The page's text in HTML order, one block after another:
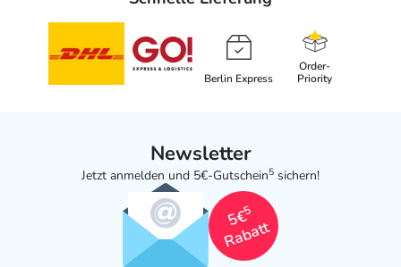
- Gewichtszunahme
- Schläfrigkeit
- Kopfschmerzen
- Absetzsymptome beim Beenden der Behandlung
- Veränderung des Blutbildes
- erhöhter Plasmaprolaktinspiegel
- Veränderung der Schilddrüsenhormonwerte
- gesteigerter Appetit
Berlin Express
Order-
Priority
Newsletter
Jetzt anmelden und 5€-Gutschein5 sichern!
5€
5
Rabatt